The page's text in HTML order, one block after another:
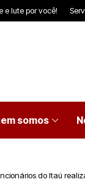
e lute por você!
somos
do Itaú